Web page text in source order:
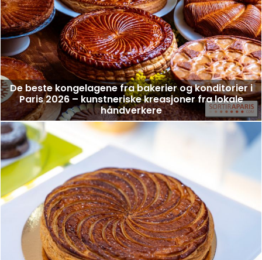
De beste kongelagene fra bakerier og konditorier i
Paris 2026 – kunstneriske kreasjoner fra lokale
håndverkere